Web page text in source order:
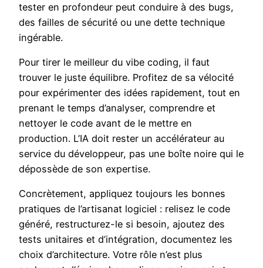
tester en profondeur peut conduire à des bugs,
des failles de sécurité ou une dette technique
ingérable.
Pour tirer le meilleur du vibe coding, il faut
trouver le juste équilibre. Profitez de sa vélocité
pour expérimenter des idées rapidement, tout en
prenant le temps d’analyser, comprendre et
nettoyer le code avant de le mettre en
production. L’IA doit rester un accélérateur au
service du développeur, pas une boîte noire qui le
dépossède de son expertise.
Concrètement, appliquez toujours les bonnes
pratiques de l’artisanat logiciel : relisez le code
généré, restructurez-le si besoin, ajoutez des
tests unitaires et d’intégration, documentez les
choix d’architecture. Votre rôle n’est plus